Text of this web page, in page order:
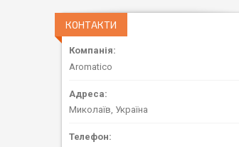
КОНТАКТИ
Aromatico
Миколаїв, Україна